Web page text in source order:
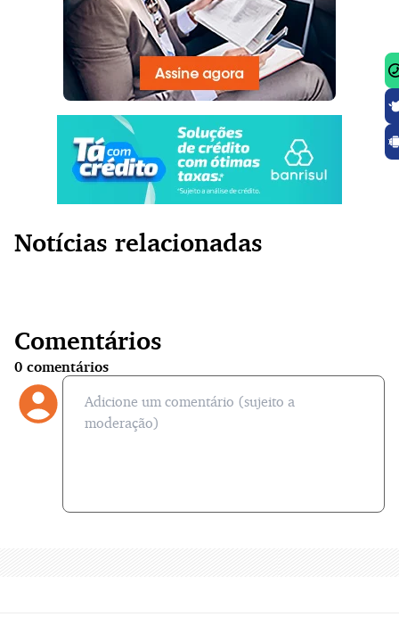
Notícias relacionadas
Comentários
0 comentários